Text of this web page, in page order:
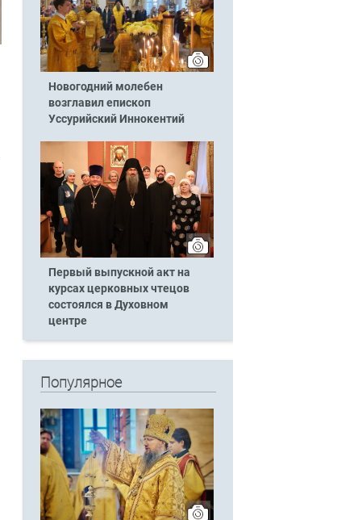
Новогодний молебен
возглавил епископ
Уссурийский Иннокентий
Первый выпускной акт на
курсах церковных чтецов
состоялся в Духовном
центре
Популярное